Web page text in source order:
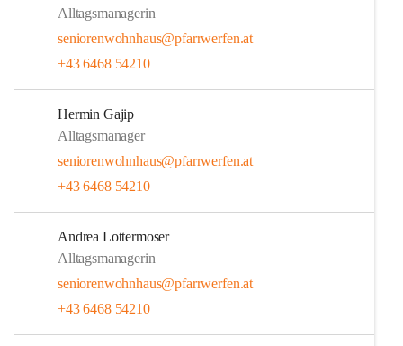
Alltagsmanagerin
seniorenwohnhaus@pfarrwerfen.at
+43 6468 54210
Hermin Gajip
Alltagsmanager
seniorenwohnhaus@pfarrwerfen.at
+43 6468 54210
Andrea Lottermoser
Alltagsmanagerin
seniorenwohnhaus@pfarrwerfen.at
+43 6468 54210